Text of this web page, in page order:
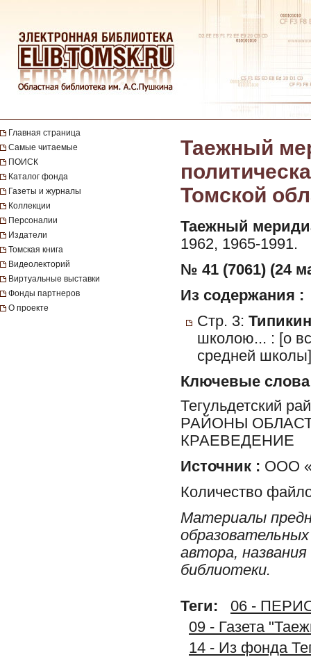
Главная страница
Самые читаемые
ПОИСК
Каталог фонда
Газеты и журналы
Коллекции
Персоналии
Издатели
Томская книга
Видеолекторий
Виртуальные выставки
Фонды партнеров
О проекте
Таежный
Томской
Таежный
1962, 1965-1991.
№ 41 (7061) (24
Из содержания :
Стр. 3:
школою... : [о
средней
Ключевые слова
Тегульдетский
РАЙОНЫ
КРАЕВЕДЕНИЕ
Источник : ООО
Количество
Материалы
автора,
библиотеки.
Теги:
06 -
09 - Газета
14 - Из фонда